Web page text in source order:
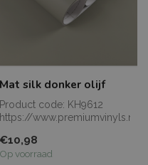
Mat silk donker olijf
Product code: KH9612
https://www.premiumvinyls.nl/
€10,98
Op voorraad